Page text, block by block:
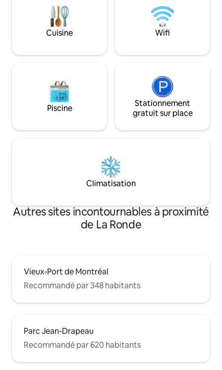
d'événements et les dîners-spectacles
de Montréal. Une retraite élégante et
haut de gamme à proximité des
meilleures attractions de la ville ! Grand
Quartier des Spectacles. Et le meilleur
chambre
magnifique
Cuisine Wifi
Piscine
Stationnement
gratuit sur place
Climatisation
Autres sites incontournables à proximité
de La Ronde
Vieux-Port de Montréal
Recommandé par 348 habitants
Parc Jean-Drapeau
Recommandé par 620 habitants